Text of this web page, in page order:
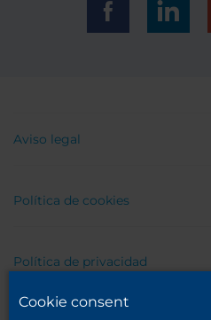
Aviso legal
Política de cookies
Política de privacidad
Cookie consent